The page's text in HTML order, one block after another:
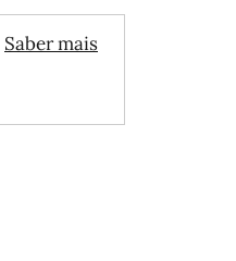
Saber mais